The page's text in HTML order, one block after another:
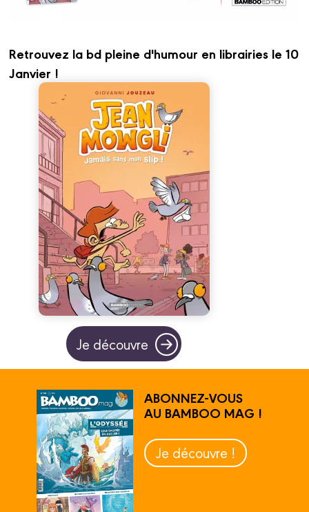
Retrouvez la bd pleine d'humour en librairies le 10
Janvier !
Je découvre
ABONNEZ-VOUS
AU BAMBOO MAG !
Je découvre !